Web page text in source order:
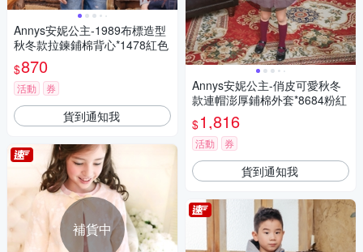
Annys安妮公主-1989布標造型
秋冬款拉鍊鋪棉背心*1478紅色
$870
活動 券
貨到通知我
補貨中
Annys安妮公主-俏皮可愛秋冬
款連帽澎厚鋪棉外套*8684粉紅
$1,816
活動 券
貨到通知我